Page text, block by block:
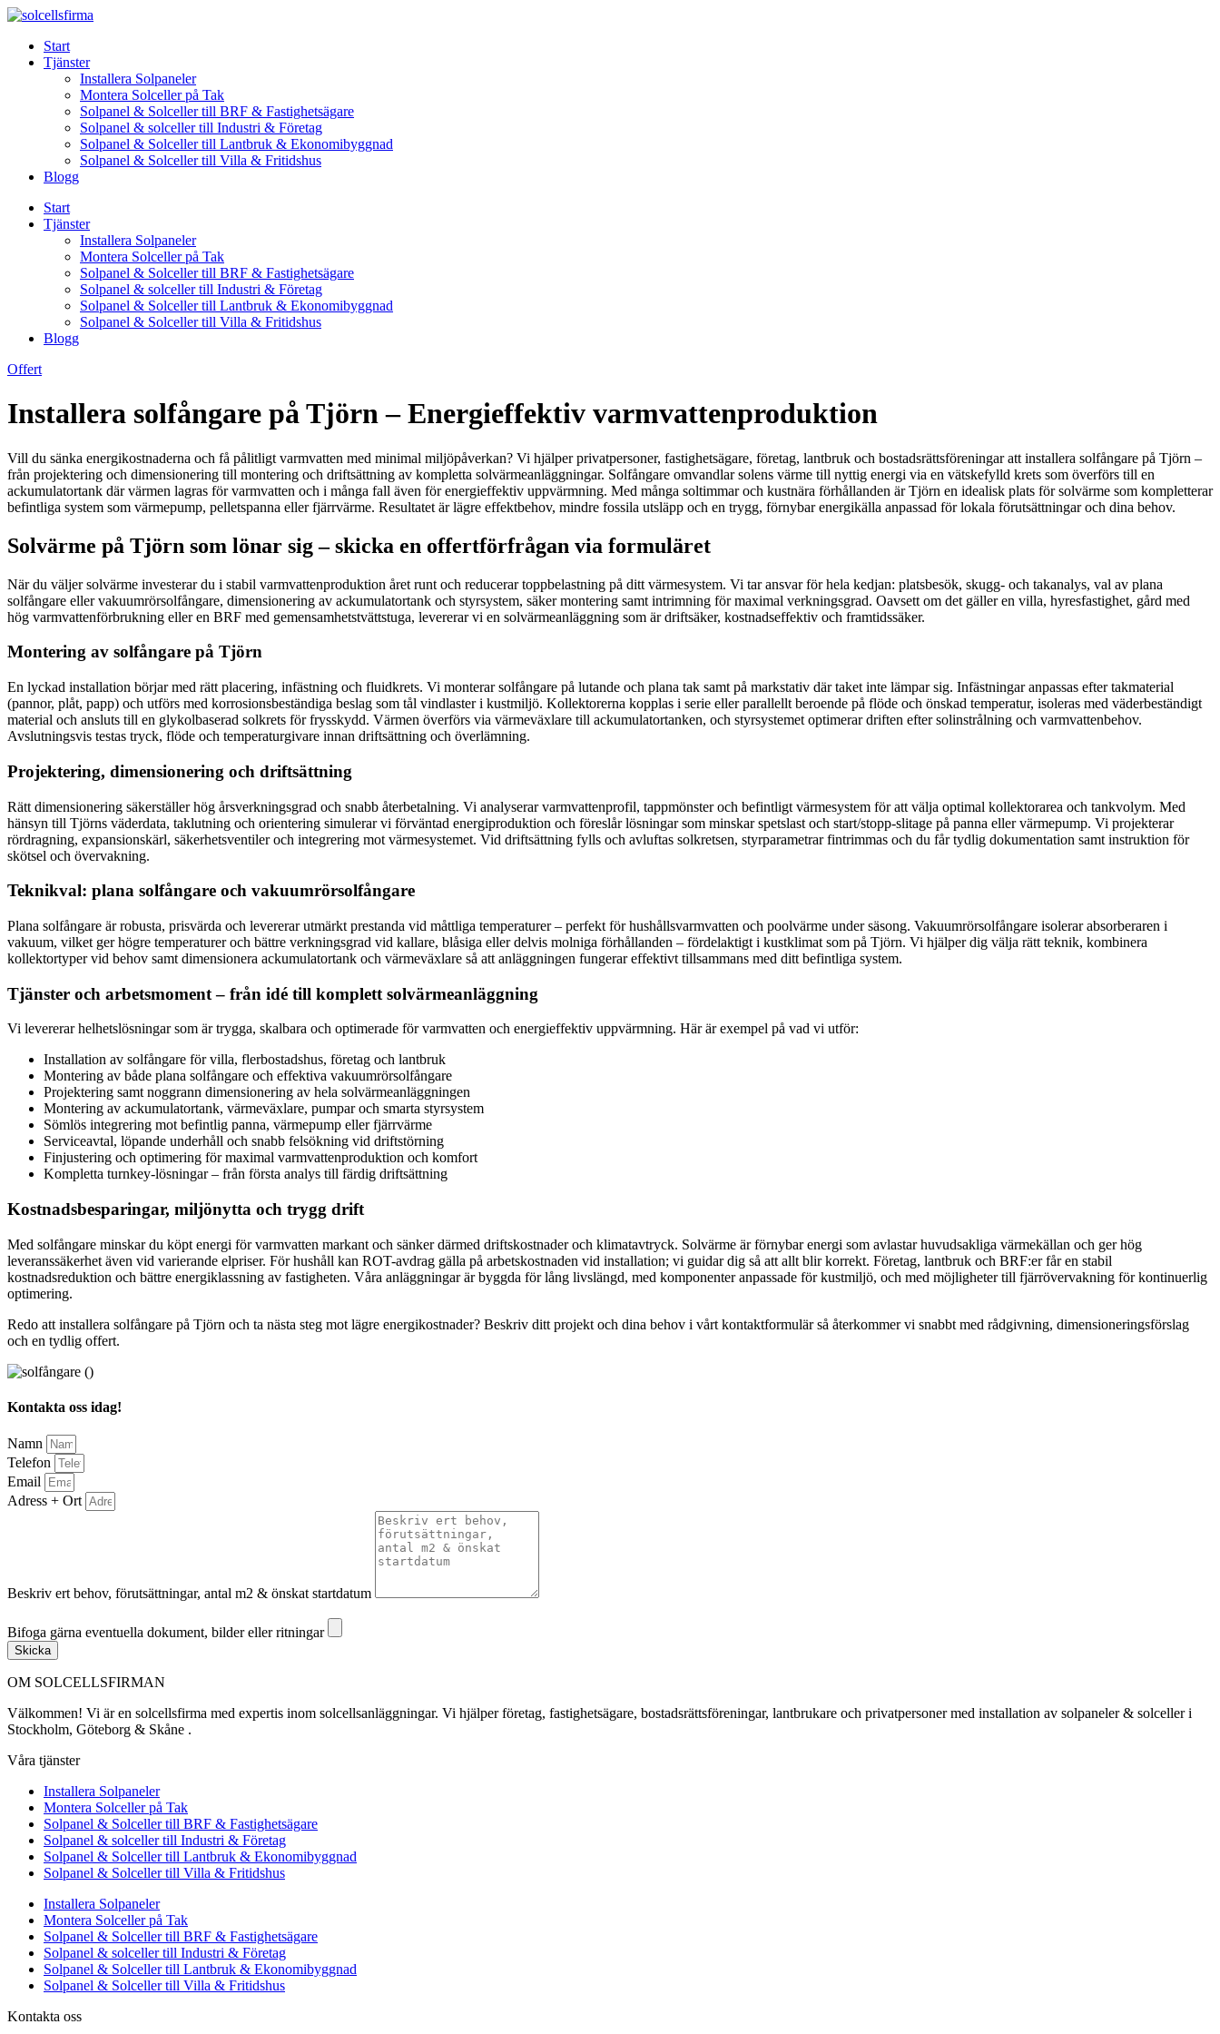
Skip
contentStart
Tjänster
Installera Solpaneler
Montera Solceller på Tak
Solpanel & Solceller till BRF & Fastighetsägare
Solpanel & solceller till Industri & Företag
Solpanel & Solceller till Lantbruk & Ekonomibyggnad
Solpanel & Solceller till Villa & Fritidshus
Blogg
Start
Tjänster
Installera Solpaneler
Montera Solceller på Tak
Solpanel & Solceller till BRF & Fastighetsägare
Solpanel & solceller till Industri & Företag
Solpanel & Solceller till Lantbruk & Ekonomibyggnad
Solpanel & Solceller till Villa & Fritidshus
Blogg
Offert
Installera solfångare på Tjörn – Energieffektiv varmvattenproduktion
Vill du sänka energikostnaderna och få pålitligt varmvatten med minimal miljöpåverkan? Vi hjälper privatpersoner, fastighetsägare, företag, lantbruk och bostadsrättsföreningar att installera solfångare på Tjörn –
från projektering och dimensionering till montering och driftsättning av kompletta solvärmeanläggningar. Solfångare omvandlar solens värme till nyttig energi via en vätskefylld krets som överförs till en
ackumulatortank där värmen lagras för varmvatten och i många fall även för energieffektiv uppvärmning. Med många soltimmar och kustnära förhållanden är Tjörn en idealisk plats för solvärme som kompletterar
befintliga system som värmepump, pelletspanna eller fjärrvärme. Resultatet är lägre effektbehov, mindre fossila utsläpp och en trygg, förnybar energikälla anpassad för lokala förutsättningar och dina behov.
Solvärme på Tjörn som lönar sig – skicka en offertförfrågan via formuläret
När du väljer solvärme investerar du i stabil varmvattenproduktion året runt och reducerar toppbelastning på ditt värmesystem. Vi tar ansvar för hela kedjan: platsbesök, skugg- och takanalys, val av plana
solfångare eller vakuumrörsolfångare, dimensionering av ackumulatortank och styrsystem, säker montering samt intrimning för maximal verkningsgrad. Oavsett om det gäller en villa, hyresfastighet, gård med
hög varmvattenförbrukning eller en BRF med gemensamhetstvättstuga, levererar vi en solvärmeanläggning som är driftsäker, kostnadseffektiv och framtidssäker.
Montering av solfångare på Tjörn
En lyckad installation börjar med rätt placering, infästning och fluidkrets. Vi monterar solfångare på lutande och plana tak samt på markstativ där taket inte lämpar sig. Infästningar anpassas efter takmaterial
(pannor, plåt, papp) och utförs med korrosionsbeständiga beslag som tål vindlaster i kustmiljö. Kollektorerna kopplas i serie eller parallellt beroende på flöde och önskad temperatur, isoleras med väderbeständigt
material och ansluts till en glykolbaserad solkrets för frysskydd. Värmen överförs via värmeväxlare till ackumulatortanken, och styrsystemet optimerar driften efter solinstrålning och varmvattenbehov.
Avslutningsvis testas tryck, flöde och temperaturgivare innan driftsättning och överlämning.
Projektering, dimensionering och driftsättning
Rätt dimensionering säkerställer hög årsverkningsgrad och snabb återbetalning. Vi analyserar varmvattenprofil, tappmönster och befintligt värmesystem för att välja optimal kollektorarea och tankvolym. Med
hänsyn till Tjörns väderdata, taklutning och orientering simulerar vi förväntad energiproduktion och föreslår lösningar som minskar spetslast och start/stopp-slitage på panna eller värmepump. Vi projekterar
rördragning, expansionskärl, säkerhetsventiler och integrering mot värmesystemet. Vid driftsättning fylls och avluftas solkretsen, styrparametrar fintrimmas och du får tydlig dokumentation samt instruktion för
skötsel och övervakning.
Teknikval: plana solfångare och vakuumrörsolfångare
Plana solfångare är robusta, prisvärda och levererar utmärkt prestanda vid måttliga temperaturer – perfekt för hushållsvarmvatten och poolvärme under säsong. Vakuumrörsolfångare isolerar absorberaren i
vakuum, vilket ger högre temperaturer och bättre verkningsgrad vid kallare, blåsiga eller delvis molniga förhållanden – fördelaktigt i kustklimat som på Tjörn. Vi hjälper dig välja rätt teknik, kombinera
kollektortyper vid behov samt dimensionera ackumulatortank och värmeväxlare så att anläggningen fungerar effektivt tillsammans med ditt befintliga system.
Tjänster och arbetsmoment – från idé till komplett solvärmeanläggning
Vi levererar helhetslösningar som är trygga, skalbara och optimerade för varmvatten och energieffektiv uppvärmning. Här är exempel på vad vi utför:
Installation av solfångare för villa, flerbostadshus, företag och lantbruk
Montering av både plana solfångare och effektiva vakuumrörsolfångare
Projektering samt noggrann dimensionering av hela solvärmeanläggningen
Montering av ackumulatortank, värmeväxlare, pumpar och smarta styrsystem
Sömlös integrering mot befintlig panna, värmepump eller fjärrvärme
Serviceavtal, löpande underhåll och snabb felsökning vid driftstörning
Finjustering och optimering för maximal varmvattenproduktion och komfort
Kompletta turnkey-lösningar – från första analys till färdig driftsättning
Kostnadsbesparingar, miljönytta och trygg drift
Med solfångare minskar du köpt energi för varmvatten markant och sänker därmed driftskostnader och klimatavtryck. Solvärme är förnybar energi som avlastar huvudsakliga värmekällan och ger hög
leveranssäkerhet även vid varierande elpriser. För hushåll kan ROT-avdrag gälla på arbetskostnaden vid installation; vi guidar dig så att allt blir korrekt. Företag, lantbruk och BRF:er får en stabil
kostnadsreduktion och bättre energiklassning av fastigheten. Våra anläggningar är byggda för lång livslängd, med komponenter anpassade för kustmiljö, och med möjligheter till fjärrövervakning för kontinuerlig
optimering.
Redo att installera solfångare på Tjörn och ta nästa steg mot lägre energikostnader? Beskriv ditt projekt och dina behov i vårt kontaktformulär så återkommer vi snabbt med rådgivning, dimensioneringsförslag
och en tydlig offert.
Kontakta oss idag!
Namn
Telefon
Email
Adress + Ort
Beskriv ert behov, förutsättningar, antal m2 & önskat startdatum
Bifoga gärna eventuella dokument, bilder eller ritningar
Skicka
OM SOLCELLSFIRMAN
Välkommen! Vi är en solcellsfirma med expertis inom solcellsanläggningar. Vi hjälper företag, fastighetsägare, bostadsrättsföreningar, lantbrukare och privatpersoner med installation av solpaneler & solceller i
Stockholm, Göteborg & Skåne .
Våra tjänster
Installera Solpaneler
Montera Solceller på Tak
Solpanel & Solceller till BRF & Fastighetsägare
Solpanel & solceller till Industri & Företag
Solpanel & Solceller till Lantbruk & Ekonomibyggnad
Solpanel & Solceller till Villa & Fritidshus
Installera Solpaneler
Montera Solceller på Tak
Solpanel & Solceller till BRF & Fastighetsägare
Solpanel & solceller till Industri & Företag
Solpanel & Solceller till Lantbruk & Ekonomibyggnad
Solpanel & Solceller till Villa & Fritidshus
Kontakta oss